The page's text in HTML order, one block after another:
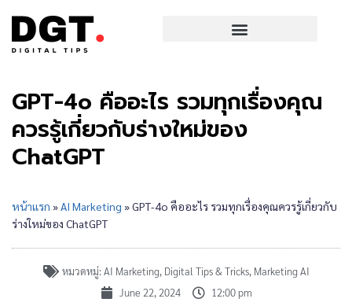
GPT-4o คืออะไร รวมทุกเรื่องคุณ
ควรรู้เกี่ยวกับร่างใหม่ของ
ChatGPT
หน้าแรก »AI Marketing »GPT-4o คืออะไร รวมทุกเรื่องคุณควรรู้เกี่ยวกับ
ร่างใหม่ของ ChatGPT
หมวดหมู่: AI Marketing, Digital Tips & Tricks, Marketing AI
June 22, 2024
12:00 pm